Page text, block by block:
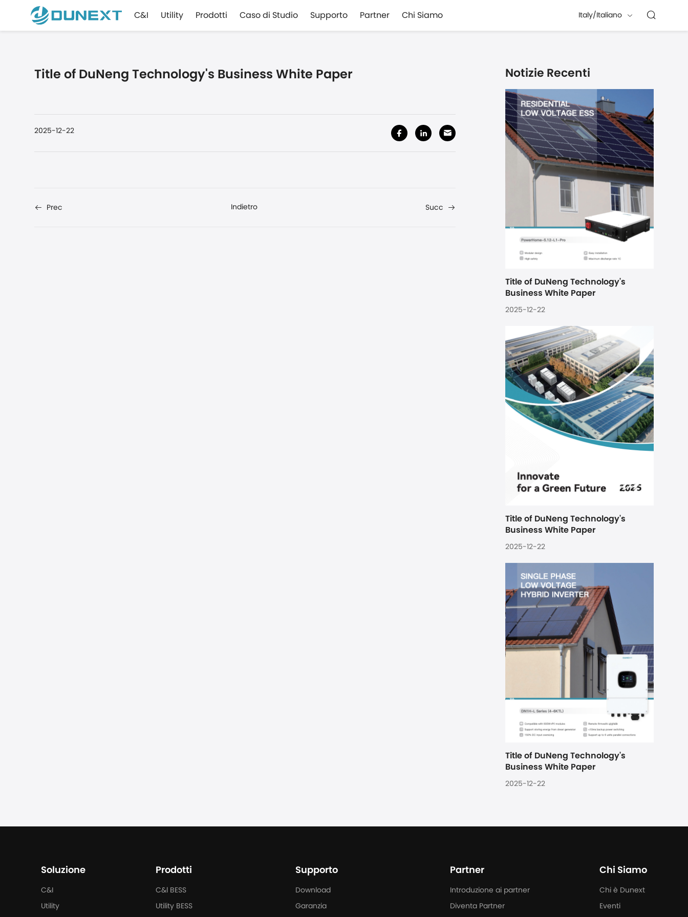
C&I Utility Prodotti Caso di Studio Supporto Partner Chi Siamo Italy/Italiano
Title of DuNeng Technology's Business White Paper
2025-12-22
Prec Indietro Succ
Notizie Recenti
Title of DuNeng Technology's
Business White Paper
2025-12-22
Title of DuNeng Technology's
Business White Paper
2025-12-22
Title of DuNeng Technology's
Business White Paper
2025-12-22
Soluzione
C&I
Utility
Prodotti
C&l BESS
Utility BESS
Supporto
Download
Garanzia
Partner
Introduzione ai partner
Diventa Partner
Chi Siamo
Chi è Dunext
Eventi